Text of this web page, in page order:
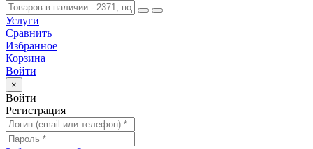
Услуги
Сравнить
Избранное
Корзина
Войти
×
Войти
Регистрация